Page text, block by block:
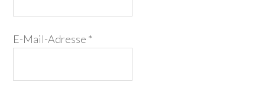
E-Mail-Adresse *